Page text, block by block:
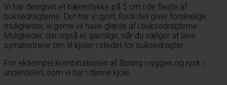
Vi har designet et bærestykke på 5 cm i de fleste af
buksedragterne. Det har vi gjort, fordi det giver forskellige
muligheder, vi gerne vil have glæde af i buksedragterne.
Muligheder, der også er gavnlige, når du vælger at lave
symønstrene om til kjoler i stedet for buksedragter.
For eksempel kombinationen af åbning i ryggen og rynk i
underdelen, som vi har i denne kjole.